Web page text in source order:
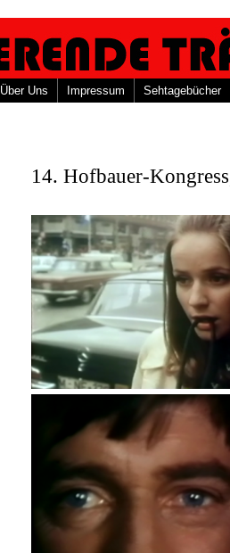
Über Uns Impressum Sehtagebücher
14. Hofbauer-